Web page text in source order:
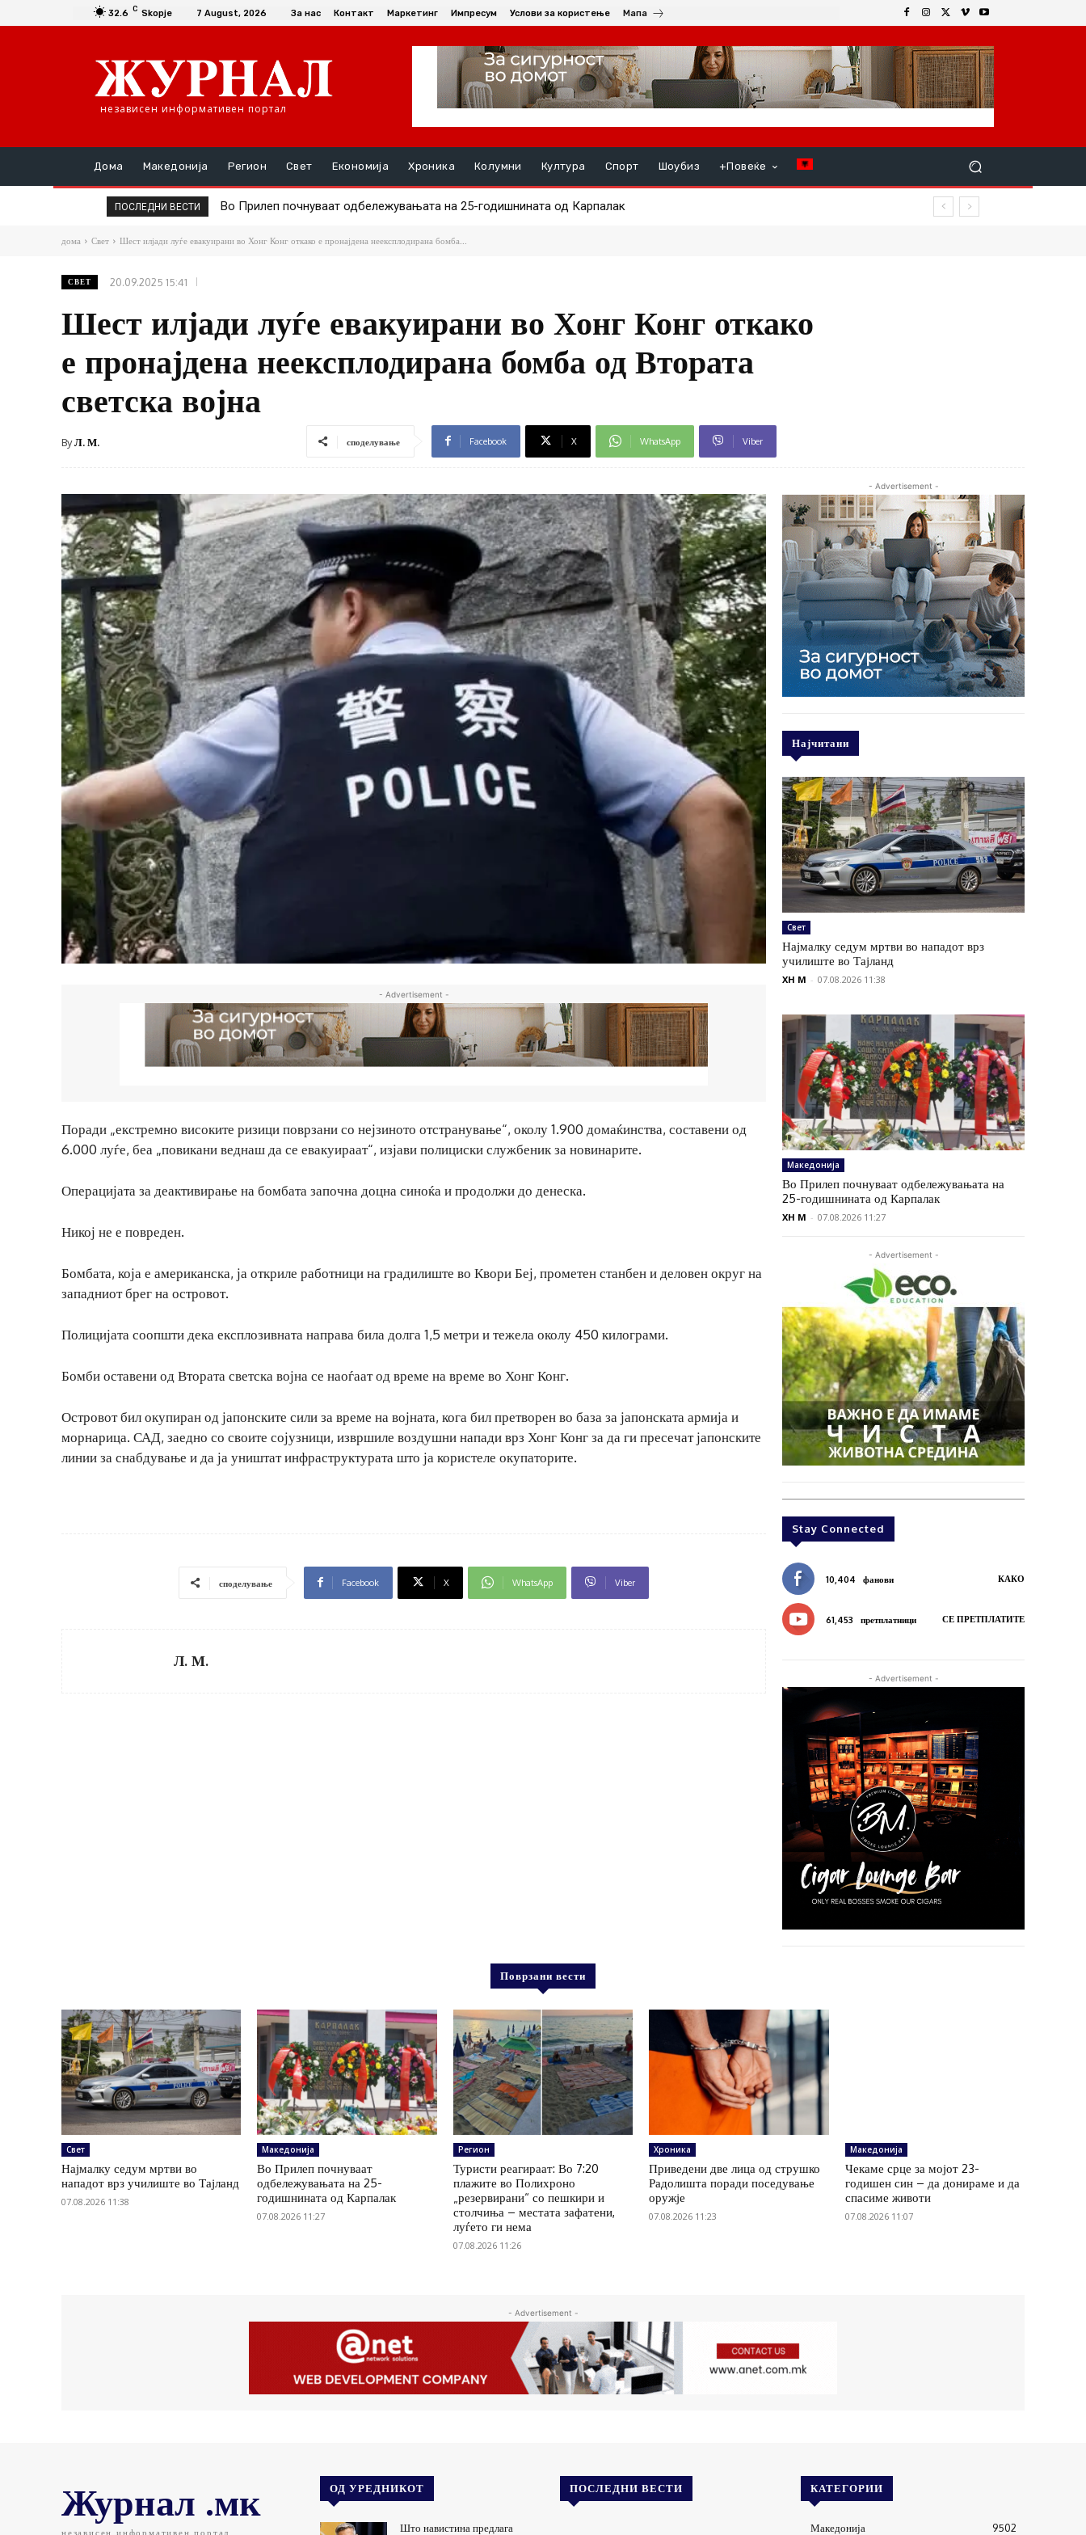
32.6 C Skopje 7 August, 2026 За нас Контакт Маркетинг Импресум Услови за користење Мапа
независен информативен портал
Дома Македонија Регион Свет Економија Хроника Колумни Култура Спорт Шоубиз +Повеќе
ПОСЛЕДНИ ВЕСТИ Во Прилеп почнуваат одбележувањата на 25-годишнината од Карпалак
Туристи реагираат: Во 7:20 плажите во Полихроно „резервирани“ со пешкири и столчиња – местата зафатени, луѓето
дома Свет Шест илјади луѓе евакуирани во Хонг Конг откако е пронајдена неексплодирана бомба...
СВЕТ 20.09.2025 15:41
Шест илјади луѓе евакуирани во Хонг Конг откако
е пронајдена неексплодирана бомба од Втората
светска војна
ByЛ. М. споделување Facebook X WhatsApp Viber
- Advertisement -
Поради „екстремно високите ризици поврзани со нејзиното отстранување“, околу 1.900 домаќинства, составени од
6.000 луѓе, беа „повикани веднаш да се евакуираат“, изјави полициски службеник за новинарите.
Операцијата за деактивирање на бомбата започна доцна синоќа и продолжи до денеска.
Никој не е повреден.
Бомбата, која е американска, ја откриле работници на градилиште во Квори Беј, прометен станбен и деловен округ на
западниот брег на островот.
Полицијата соопшти дека експлозивната направа била долга 1,5 метри и тежела околу 450 килограми.
Бомби оставени од Втората светска војна се наоѓаат од време на време во Хонг Конг.
Островот бил окупиран од јапонските сили за време на војната, кога бил претворен во база за јапонската армија и
морнарица. САД, заедно со своите сојузници, извршиле воздушни напади врз Хонг Конг за да ги пресечат јапонските
линии за снабдување и да ја уништат инфраструктурата што ја користеле окупаторите.
споделување Facebook X WhatsApp Viber
Л. М.
- Advertisement -
Најчитани
Свет
Најмалку седум мртви во нападот врз
училиште во Тајланд
XH M - 07.08.2026 11:38
Македонија
Во Прилеп почнуваат одбележувањата на
25-годишнината од Карпалак
XH M - 07.08.2026 11:27
- Advertisement -
Stay Connected
10,404 фанови КАКО
61,453 претплатници СЕ ПРЕТПЛАТИТЕ
- Advertisement -
Поврзани вести
Свет
Најмалку седум мртви во
нападот врз училиште во Тајланд
07.08.2026 11:38
Македонија
Во Прилеп почнуваат
одбележувањата на 25-
годишнината од Карпалак
07.08.2026 11:27
Регион
Туристи реагираат: Во 7:20
плажите во Полихроно
„резервирани“ со пешкири и
столчиња – местата зафатени,
луѓето ги нема
07.08.2026 11:26
Хроника
Приведени две лица од струшко
Радолишта поради поседување
оружје
07.08.2026 11:23
Македонија
Чекаме срце за мојот 23-
годишен син – да донираме и да
спасиме животи
07.08.2026 11:07
- Advertisement -
Журнал .мк ОД УРЕДНИКОТ
Што навистина предлага
ПОСЛЕДНИ ВЕСТИ КАТЕГОРИИ
Македонија 9502